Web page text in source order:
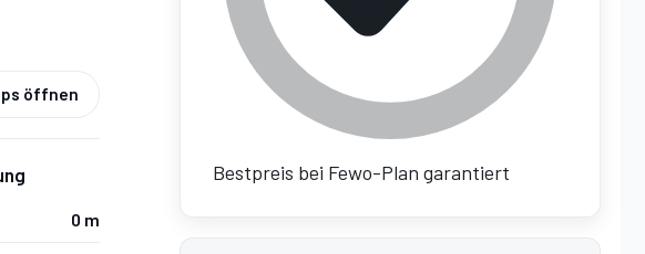
öffnen
0 m
Bestpreis bei Fewo-Plan garantiert